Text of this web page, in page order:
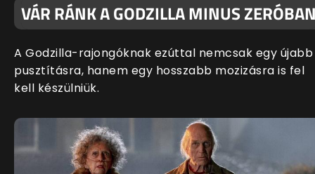
VÁR RÁNK A GODZILLA MINUS
A Godzilla-rajongóknak ezúttal nemcsak egy újabb
pusztításra, hanem egy hosszabb mozizásra is fel
kell készülniük.